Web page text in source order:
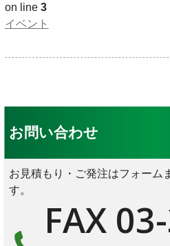
on line 3
イベント
お問い合わせ
お見積もり・ご発注はフォーム
す。
FAX